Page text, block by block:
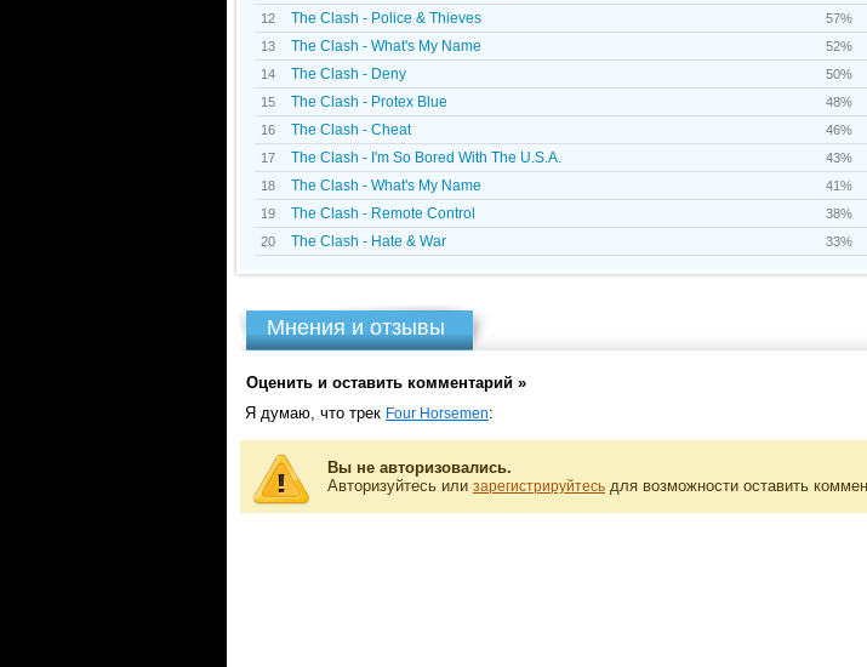
12
The Clash - Police & Thieves
57%
13
The Clash - What's My Name
52%
14
The Clash - Deny
50%
15
The Clash - Protex Blue
48%
16
The Clash - Cheat
46%
17
The Clash - I'm So Bored With The U.S.A.
43%
18
The Clash - What's My Name
41%
19
The Clash - Remote Control
38%
20
The Clash - Hate & War 33%
Мнения и отзывы
Оценить и оставить комментарий »
Я думаю, что трек Four Horsemen:
Вы не авторизовались.
Авторизуйтесь или зарегистрируйтесь для возможности оставить